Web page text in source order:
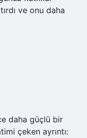
ve onu daha
daha güçlü bir
çeken ayrıntı: